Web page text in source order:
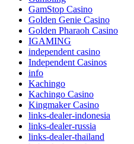
GamStop Casino
Golden Genie Casino
Golden Pharaoh Casino
IGAMING
independent casino
Independent Casinos
info
Kachingo
Kachingo Casino
Kingmaker Casino
links-dealer-indonesia
links-dealer-russia
links-dealer-thailand